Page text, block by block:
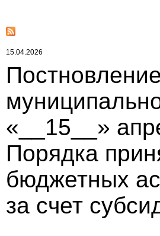
15.04.2026
«__15__»
Порядка
бюджетных
за счет